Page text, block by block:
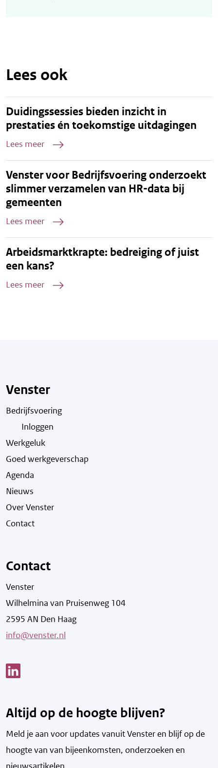
Lees ook
Duidingssessies bieden inzicht in
prestaties én toekomstige uitdagingen
Lees meer
Venster voor Bedrijfsvoering onderzoekt
slimmer verzamelen van HR-data bij
gemeenten
Lees meer
Arbeidsmarktkrapte: bedreiging of juist
een kans?
Lees meer
Venster
Bedrijfsvoering
Inloggen
Werkgeluk
Goed werkgeverschap
Agenda
Nieuws
Over Venster
Contact
Contact
Venster
Wilhelmina van Pruisenweg 104
2595 AN Den Haag
info@venster.nl
Altijd op de hoogte blijven?
Meld je aan voor updates vanuit Venster en blijf op de
hoogte van van bijeenkomsten, onderzoeken en